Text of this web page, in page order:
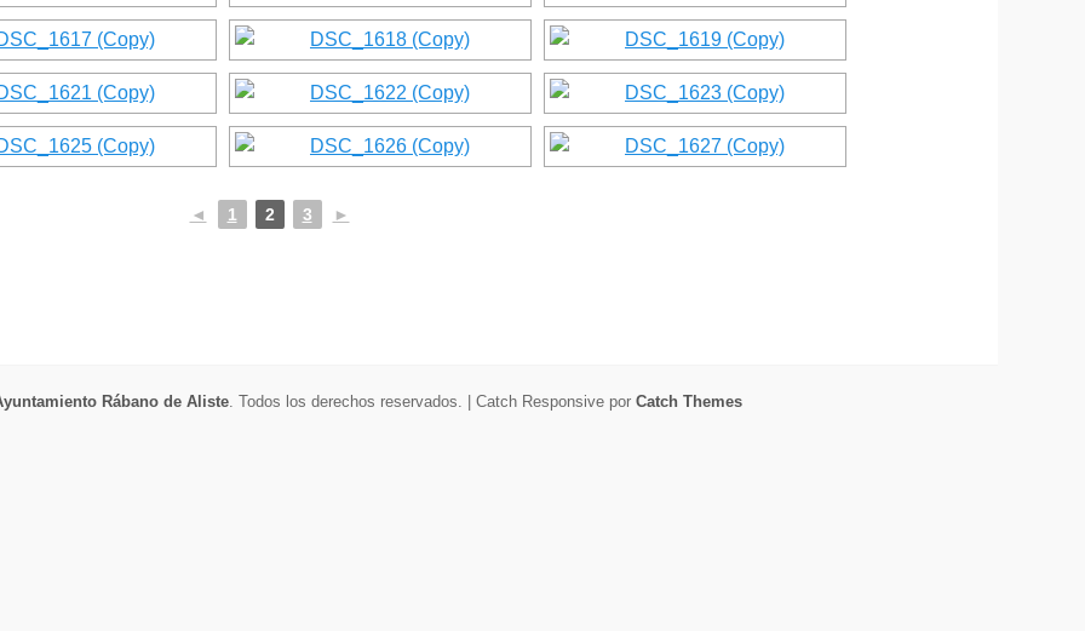
◄ 1 2 3 ►
Rábano de Aliste. Todos los derechos reservados. | Catch Responsive por Catch Themes